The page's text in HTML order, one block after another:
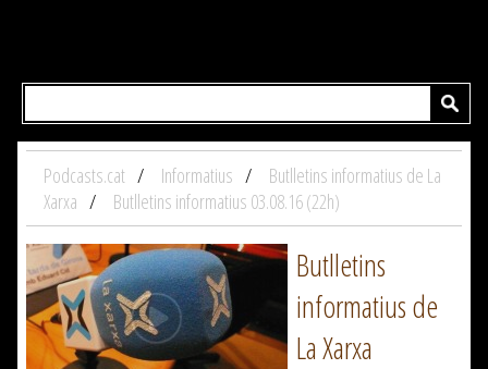
Podcasts.cat Informatius
Butlletins informatius de La
Xarxa
Butlletins informatius 03.08.16 (22h)
Butlletins
informatius de
La Xarxa